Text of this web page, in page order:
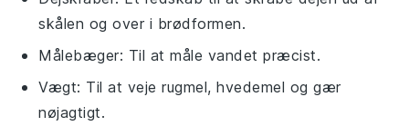
skålen og over i brødformen.
Målebæger: Til at måle vandet præcist.
Vægt: Til at veje rugmel, hvedemel og gær
nøjagtigt.